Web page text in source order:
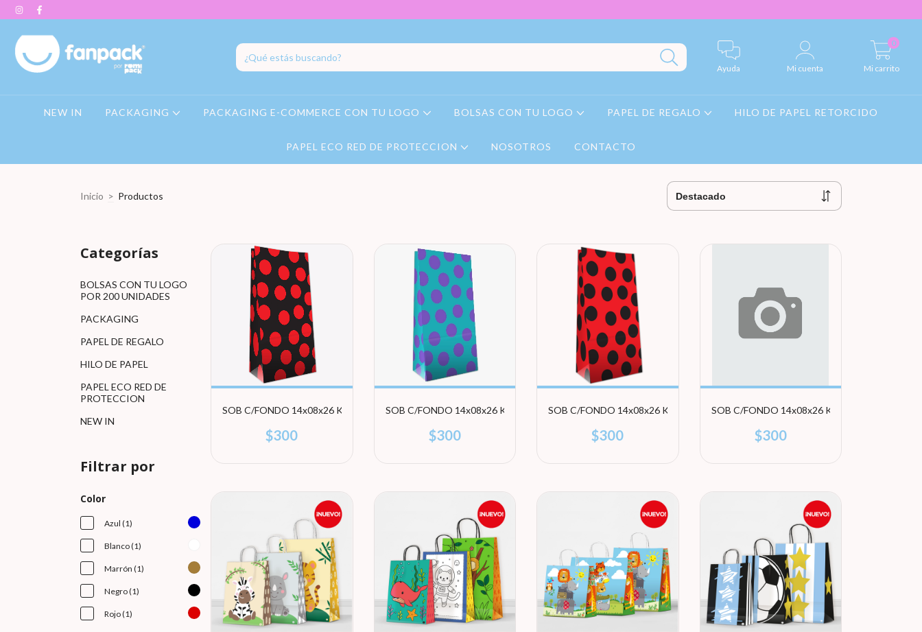
Ayuda Mi cuenta Mi carrito
0
NEW IN PACKAGING PACKAGING E-COMMERCE CON TU LOGO BOLSAS CON TU LOGO PAPEL DE REGALO HILO DE PAPEL RETORCIDO
PAPEL ECO RED DE PROTECCION NOSOTROS CONTACTO
Inicio > Productos
Categorías
BOLSAS CON TU LOGO
POR 200 UNIDADES
PACKAGING
PAPEL DE REGALO
HILO DE PAPEL
PAPEL ECO RED DE
PROTECCION
NEW IN
Filtrar por
Color
Azul (1)
Blanco (1)
Marrón (1)
Negro (1)
Rojo (1)
SOB C/FONDO 14x08x26 KB RED POINTS
$300
SOB C/FONDO 14x08x26 KB BLUE POINTS (1)
$300
SOB C/FONDO 14x08x26 KB BLACK POINTS (1)
$300
SOB C/FONDO 14x08x26 KB AMOR A COLOR
$300